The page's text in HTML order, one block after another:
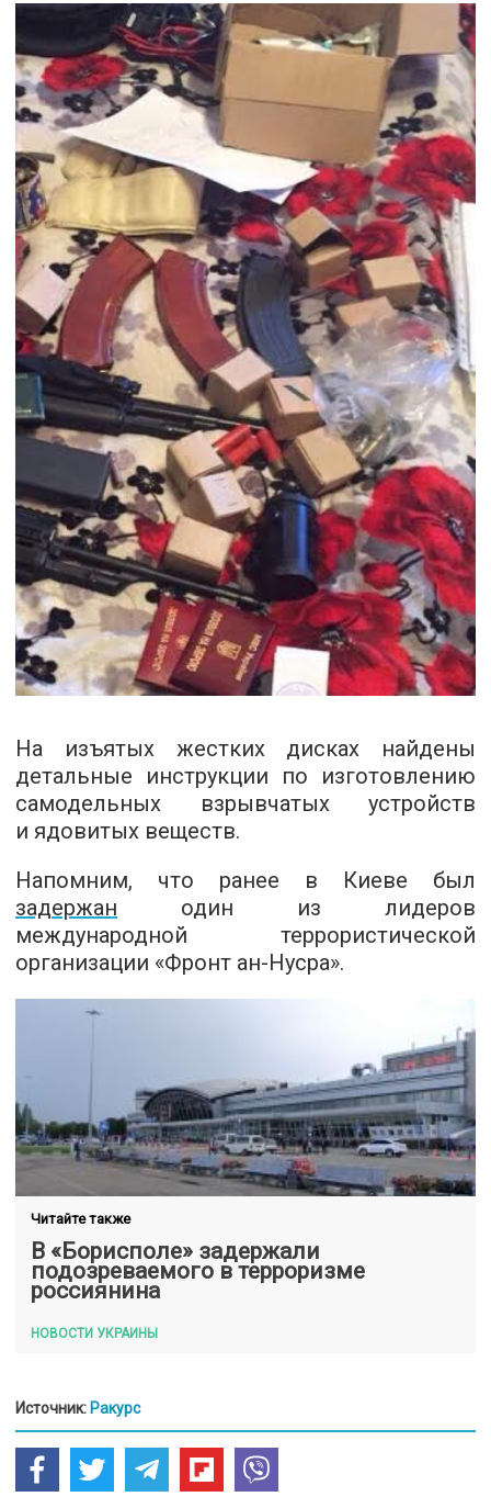
На изъятых жестких дисках найдены
детальные инструкции по изготовлению
самодельных взрывчатых устройств
и ядовитых веществ.
Напомним, что ранее в Киеве был
задержан один из лидеров
международной террористической
организации «Фронт ан-Нусра».
Читайте также
В «Борисполе» задержали
подозреваемого в терроризме
россиянина
НОВОСТИ УКРАИНЫ
Источник: Ракурс